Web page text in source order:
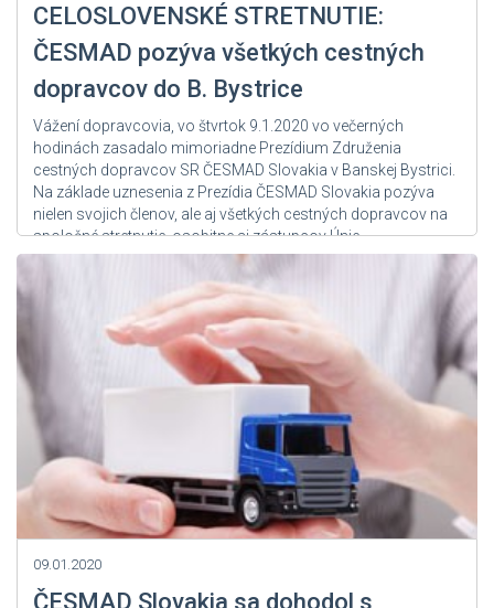
CELOSLOVENSKÉ STRETNUTIE:
ČESMAD pozýva všetkých cestných
dopravcov do B. Bystrice
Vážení dopravcovia, vo štvrtok 9.1.2020 vo večerných
hodinách zasadalo mimoriadne Prezídium Združenia
cestných dopravcov SR ČESMAD Slovakia v Banskej Bystrici.
Na základe uznesenia z Prezídia ČESMAD Slovakia pozýva
nielen svojich členov, ale aj všetkých cestných dopravcov na
spoločné stretnutie, osobitne aj zástupcov Únie
autodopravcov Slovenska s cieľom zjednotenia pozície pri
legislatívnych návrhoch, ktoré...
Zdroj: User Admin
09.01.2020
ČESMAD Slovakia sa dohodol s